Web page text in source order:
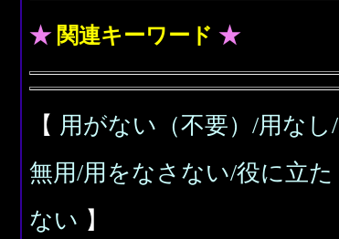
★ 関連キーワード ★
【 用がない（不要）/用なし/
無用/用をなさない/役に立た
ない 】